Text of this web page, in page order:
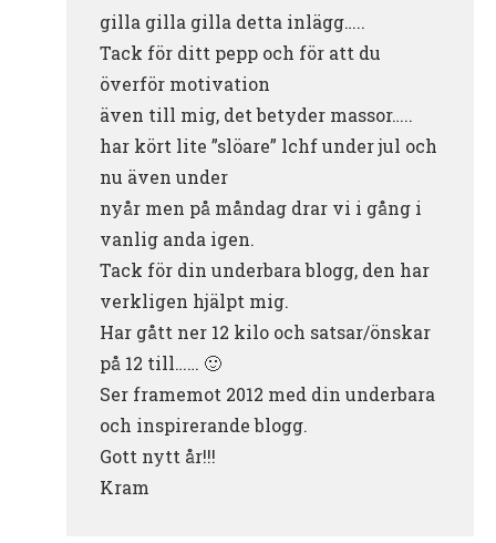
gilla gilla gilla detta inlägg…..
Tack för ditt pepp och för att du
överför motivation
även till mig, det betyder massor…..
har kört lite ”slöare” lchf under jul och
nu även under
nyår men på måndag drar vi i gång i
vanlig anda igen.
Tack för din underbara blogg, den har
verkligen hjälpt mig.
Har gått ner 12 kilo och satsar/önskar
på 12 till…… 🙂
Ser framemot 2012 med din underbara
och inspirerande blogg.
Gott nytt år!!!
Kram